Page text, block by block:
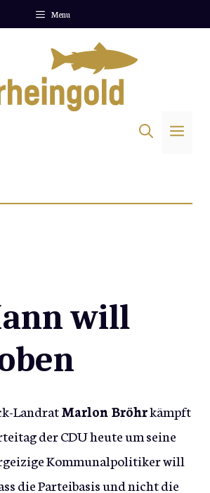
Menu
will
LandratMarlon Bröhrkämpft
der CDU heute um seine
Kommunalpolitiker will
die Parteibasis und nicht die